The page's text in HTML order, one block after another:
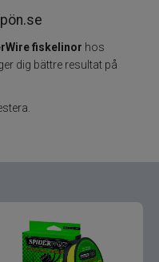
fiskelinor hos
dig bättre resultat på